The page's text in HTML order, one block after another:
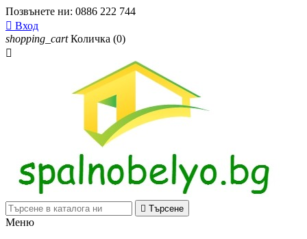
Позвънете ни: 0886 222 744
 Вход
shopping_cart Количка (0)

 Търсене
Меню